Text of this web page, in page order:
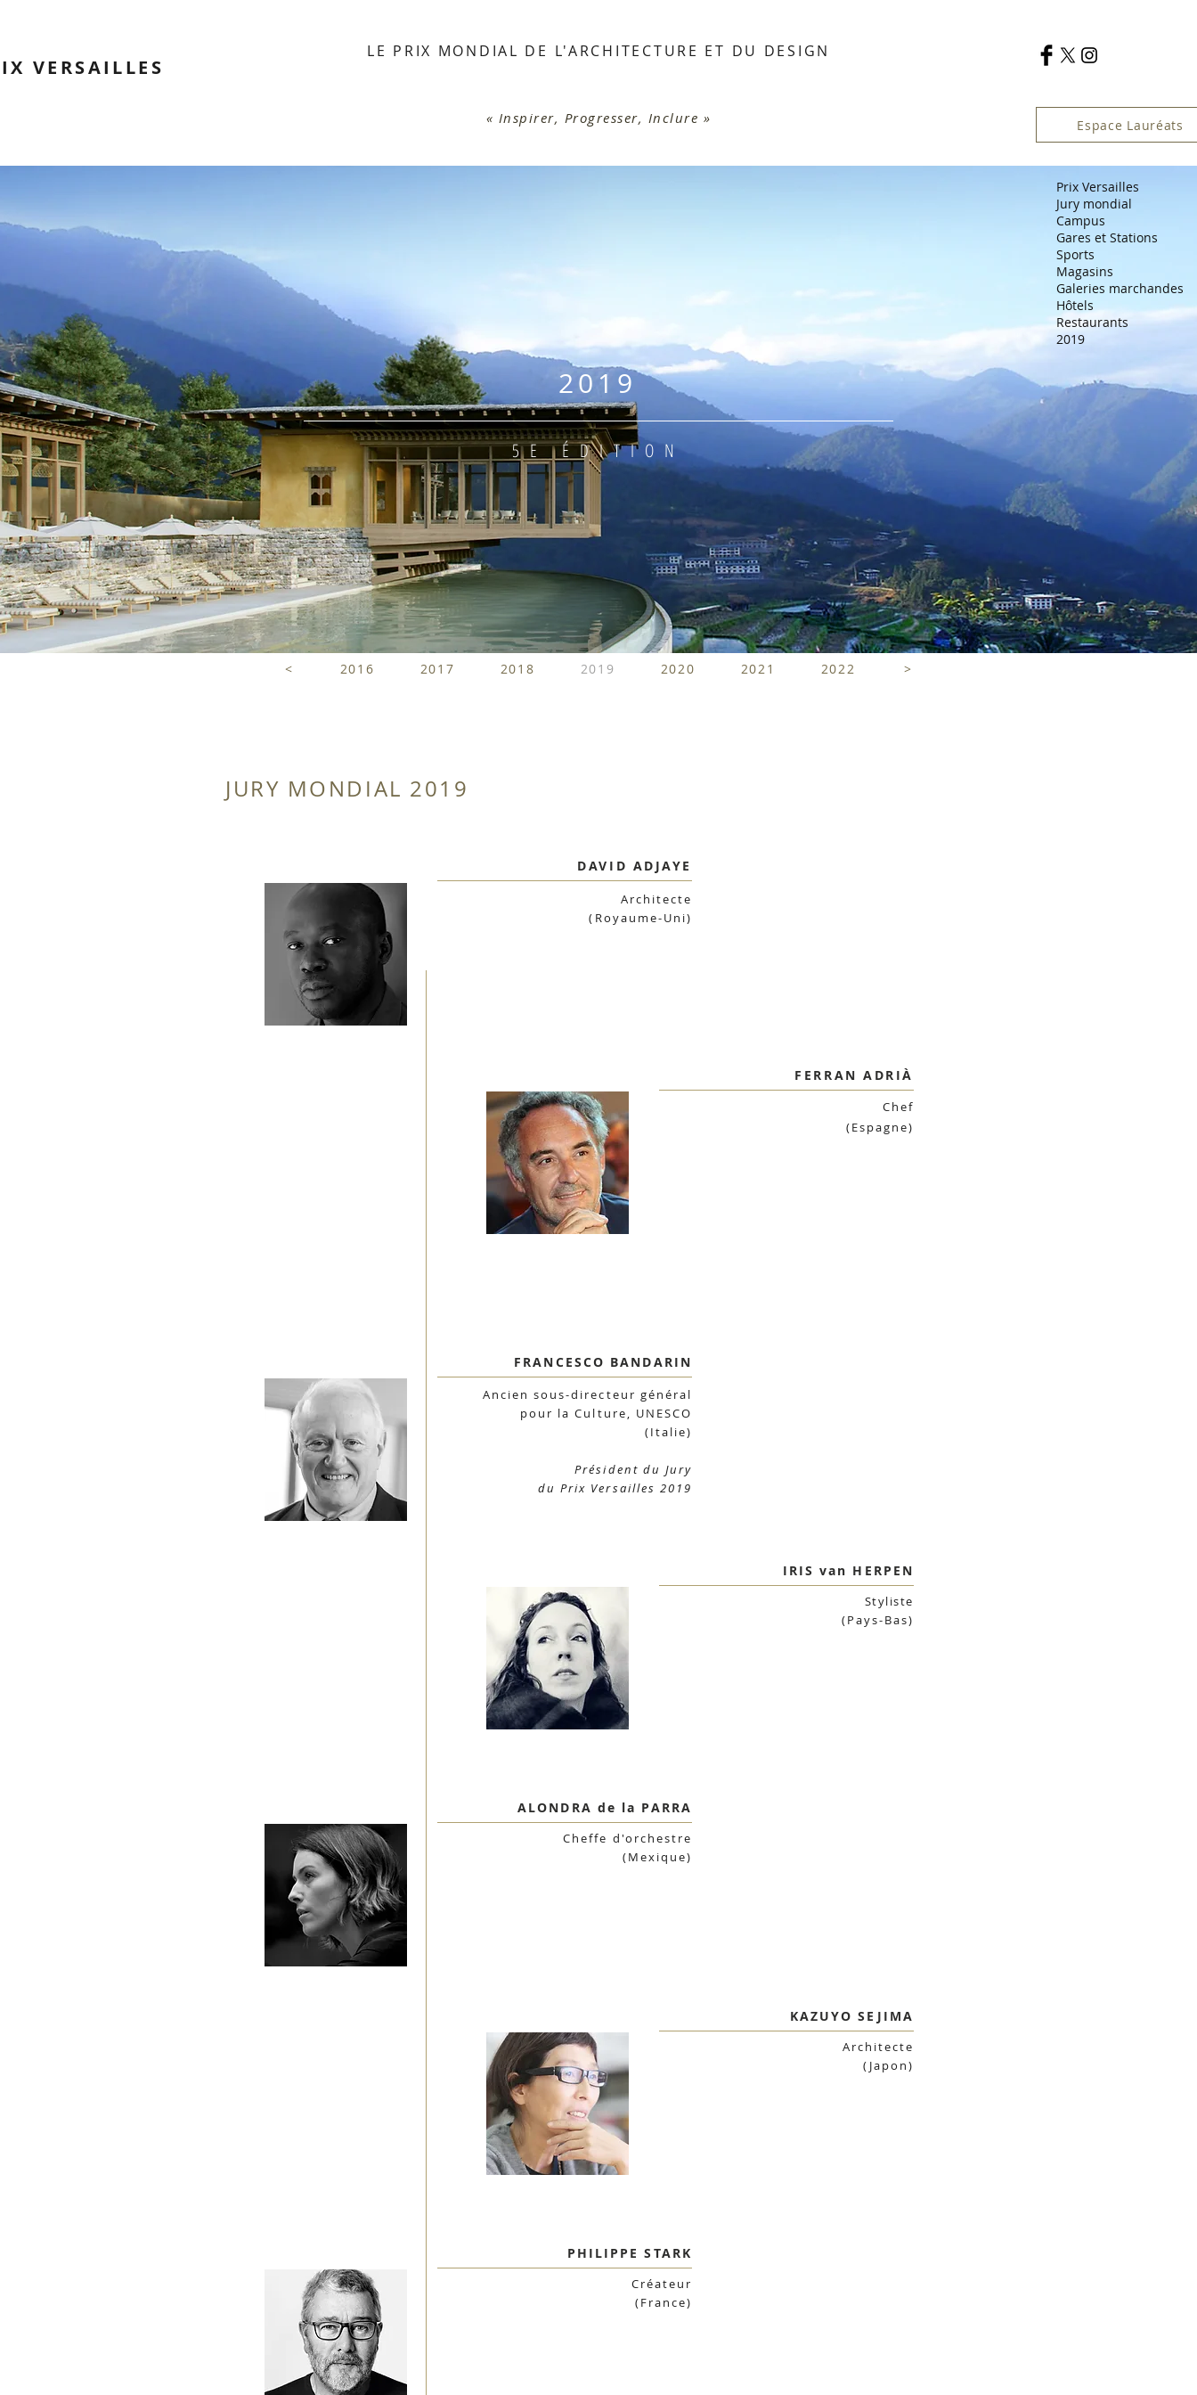
LE PRIX MONDIAL DE L'ARCHITECTURE ET DU DESIGN
« Inspirer, Progresser, Inclure » Espace Lauréats
Prix Versailles
Jury mondial
Campus
Gares et Stations
Sports
Magasins
Galeries marchandes
Hôtels
Restaurants
2019
2019
5E ÉDITION
< 2016 2017 2018 2019 2020 2021 2022 >
JURY MONDIAL 2019
DAVID ADJAYE
FERRAN ADRIÀ
Chef
(Espagne)
FRANCESCO BANDARIN
IRIS van HERPEN
Styliste
(Pays-Bas)
ALONDRA de la PARRA
Cheffe d'orchestre
(Mexique)
KAZUYO SEJIMA
Architecte
(Japon)
PHILIPPE STARK
Créateur
(France)
Architecte
(Royaume-Uni)
Ancien sous-directeur général
pour la Culture, UNESCO
(Italie)
Président du Jury
du Prix Versailles 2019
VERSAILLES